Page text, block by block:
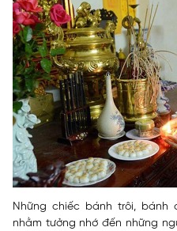
Những chiếc bánh trôi,
nhằm tưởng nhớ đến những